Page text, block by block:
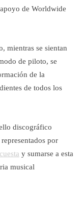
de Worldwide
mientras se sientan
de piloto, se
de la
de todos los
discográfico
por
y sumarse a esta
musical